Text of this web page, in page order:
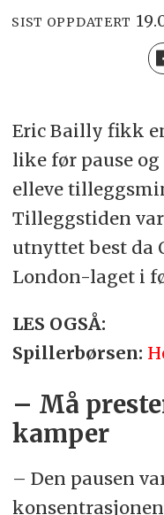
SIST OPPDATERT
Eric Bailly fikk
like før pause
elleve
Tilleggstiden
utnyttet best da
London-laget i
LES OGSÅ:
Spillerbørsen:
– Må
kamper
– Den pausen